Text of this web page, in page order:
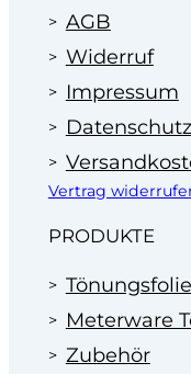
AGB
Widerruf
Impressum
Vertrag
PRODUKTE
Meterware
Zubehör